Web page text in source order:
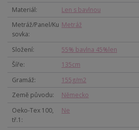
Materiál
Len s bavlnou
Metráž/Panel/Ku
sovka
Metráž
Složení
55% bavlna 45%len
Šíře
135cm
Gramáž
155g/m2
Země původu
Německo
Oeko-Tex 100,
tř.1
Ne